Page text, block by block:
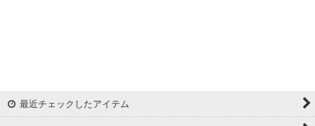
最近チェックしたアイテム